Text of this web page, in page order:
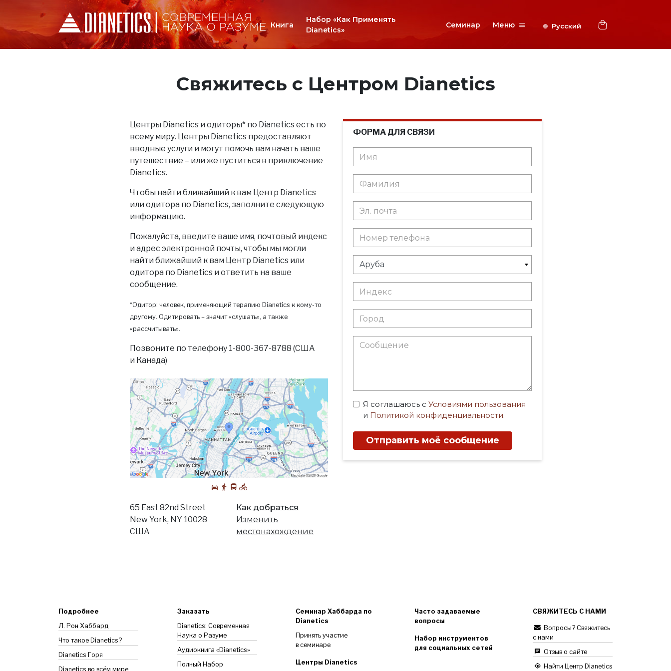
Книга
Набор «Как Применять
Dianetics»
Семинар Меню
Свяжитесь с Центром Dianetics
Центры Dianetics и одиторы* по Dianetics есть по
всему миру. Центры Dianetics предоставляют
вводные услуги и могут помочь вам начать ваше
путешествие – или же пуститься в приключение
Dianetics.
Чтобы найти ближайший к вам Центр Dianetics
или одитора по Dianetics, заполните следующую
информацию.
Пожалуйста, введите ваше имя, почтовый индекс
и адрес электронной почты, чтобы мы могли
найти ближайший к вам Центр Dianetics или
одитора по Dianetics и ответить на ваше
сообщение.
*Одитор: человек, применяющий терапию Dianetics к кому-то
другому. Одитировать – значит «слушать», а также
«рассчитывать».
Позвоните по телефону 1-800-367-8788 (США
и Канада)
65 East 82nd Street
New York, NY 10028
США
Как добраться
Изменить
местонахождение
ФОРМА ДЛЯ СВЯЗИ
Я соглашаюсь с Условиями пользования
и Политикой конфиденциальности.
Отправить моё сообщение
Подробнее
Л. Рон Хаббард
Что такое Dianetics?
Dianetics Горя
Dianetics во всём мире
Заказать
Dianetics: Современная
Наука о Разуме
Аудиокнига «Dianetics»
Полный Набор
Семинар Хаббарда по
Dianetics
Принять участие
в семинаре
Центры Dianetics
Часто задаваемые
вопросы
Набор инструментов
для социальных сетей
СВЯЖИТЕСЬ С НАМИ
Вопросы? Свяжитесь
с нами
Отзыв о сайте
Найти Центр Dianetics